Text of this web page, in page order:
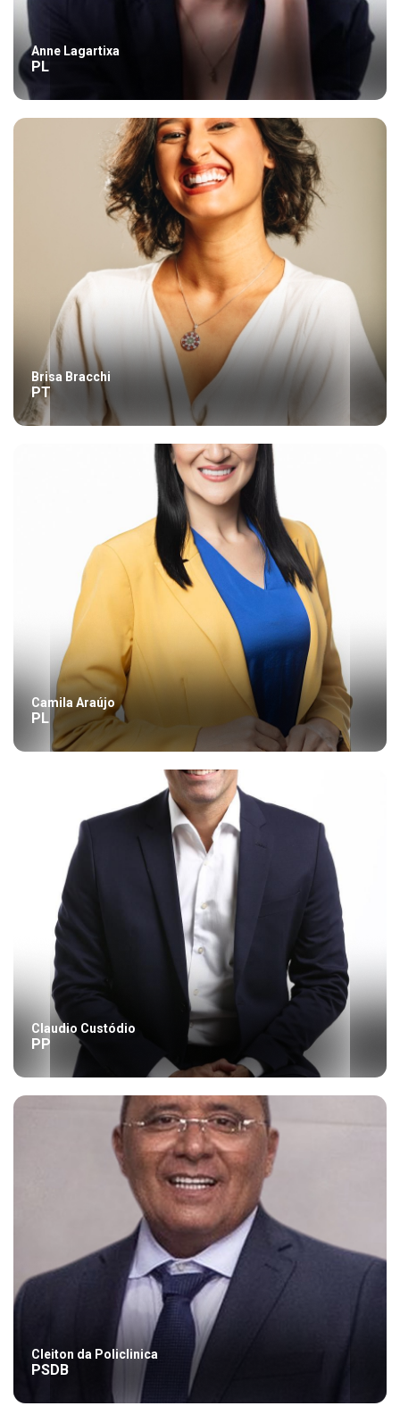
Anne Lagartixa
PL
Brisa Bracchi
PT
Camila Araújo
PL
Claudio Custódio
PP
Cleiton da Policlinica
PSDB